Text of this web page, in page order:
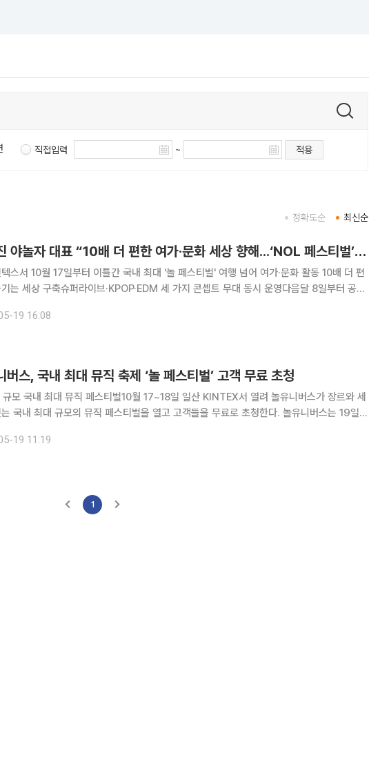
직접입력 ~ 적용
최신순
정확도순
이수진 야놀자 대표 “10배 더 편한 여가·문화 세상 향해...‘NOL 페스티벌’ 기대하세요”[현장]
스서 10월 17일부터 이틀간 국내 최대 '놀 페스티벌' 여행 넘어 여가·문화 활동 10배 더 편
는 세상 구축슈퍼라이브·KPOP·EDM 세 가지 콘셉트 무대 동시 운영다음달 8일부터 공식
음악 축제를 연다. 야놀자는 이번 축제
19 16:08
버스, 국내 최대 뮤직 축제 ‘놀 페스티벌’ 고객 무료 초청
국내 최대 뮤직 페스티벌10월 17~18일 일산 KINTEX서 열려 놀유니버스가 장르와 세
국내 최대 규모의 뮤직 페스티벌을 열고 고객들을 무료로 초청한다. 놀유니버스는 19일
발표했다. 10월 17일부터 18일까지 경기도
19 11:19
1